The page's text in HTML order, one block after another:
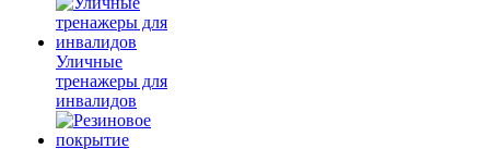
Уличные
тренажеры для
инвалидов